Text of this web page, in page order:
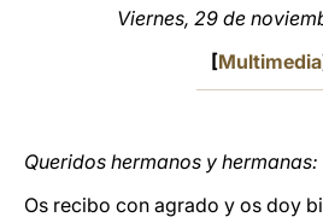
Viernes, 29 de
[Multimedia
Queridos hermanos y hermanas:
Os recibo con agrado y os doy